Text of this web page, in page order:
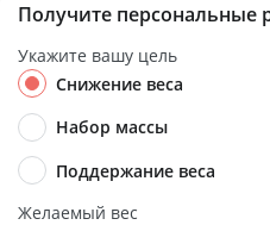
Получите персональные
Укажите вашу цель
Снижение веса
Набор массы
Поддержание веса
Желаемый вес